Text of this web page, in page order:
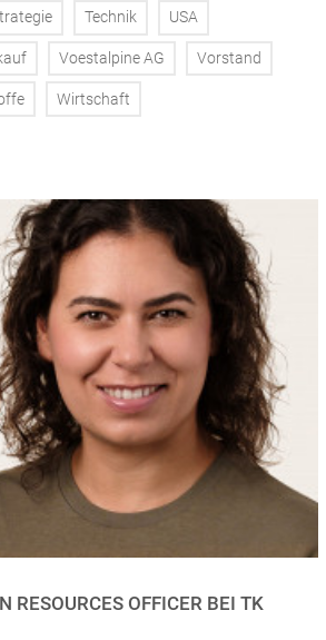
Technik USA
Voestalpine AG Vorstand
Wirtschaft
RESOURCES OFFICER BEI TK